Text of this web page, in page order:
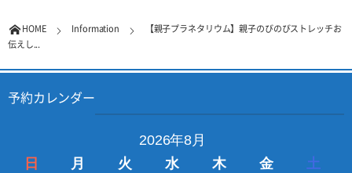
HOME Information
【親子プラネタリウム】親子のびのびストレッチお
伝えし...
予約カレンダー
2026年8月
日
月 火 水 木 金 土